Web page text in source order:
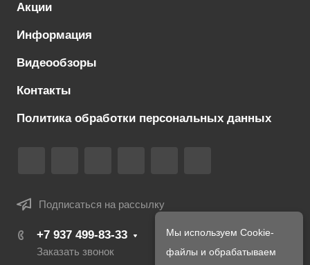
Акции
Информация
Видеообзоры
Контакты
Политика обработки персональных данных
Подписаться на рассылку
+7 937 499-83-33
Заказать звонок
Мы используем Cookie-
файлы и обрабатываем